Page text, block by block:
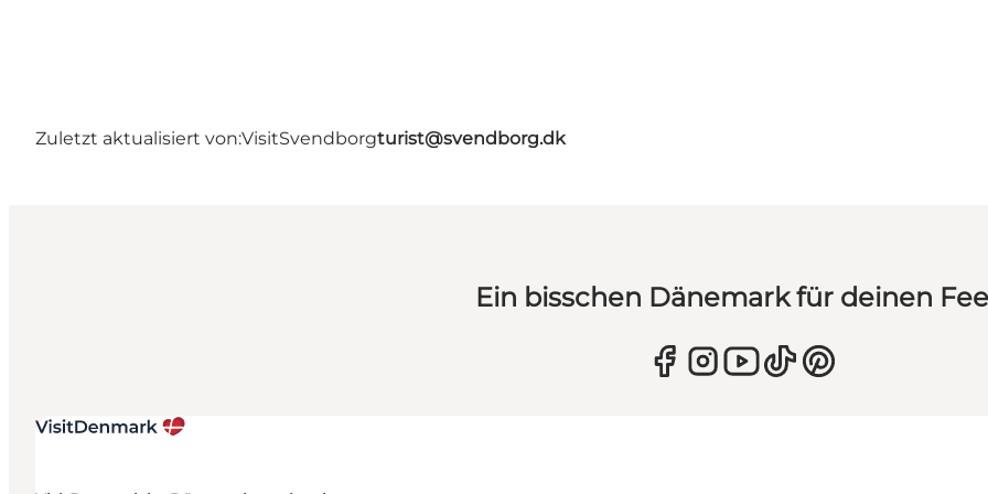
Zuletzt aktualisiert von:VisitSvendborgturist@svendborg.dk
Ein bisschen Dänemark für deinen